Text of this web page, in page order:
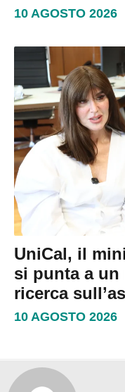
10 AGOSTO 2026
UniCal, il
si punta a
ricerca
10 AGOSTO 2026